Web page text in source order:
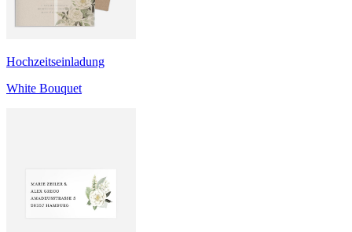
Hochzeitseinladung
White Bouquet